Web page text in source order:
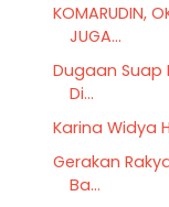
KOMARUDIN,
JUGA...
Dugaan Suap
Di...
Karina Widya
Gerakan
Ba...